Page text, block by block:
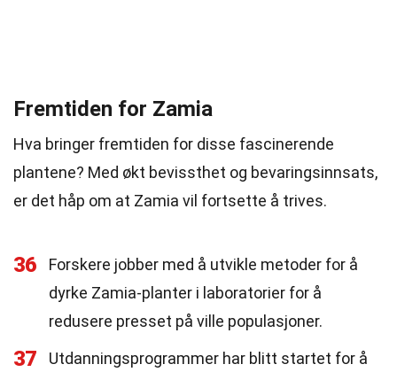
Fremtiden for Zamia
Hva bringer fremtiden for disse fascinerende
plantene? Med økt bevissthet og bevaringsinnsats,
er det håp om at Zamia vil fortsette å trives.
36
Forskere jobber med å utvikle metoder for å
dyrke Zamia-planter i laboratorier for å
redusere presset på ville populasjoner.
37
Utdanningsprogrammer har blitt startet for å